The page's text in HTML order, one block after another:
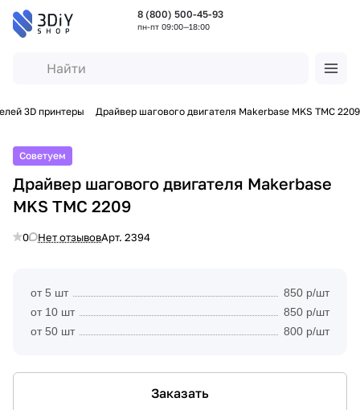
8 (800) 500-45-93
пн-пт 09:00—18:00
3D принтеры Драйвер шагового двигателя Makerbase MKS TMC 2209
Советуем
Драйвер шагового двигателя Makerbase
MKS TMC 2209
0 Нет отзывовАрт. 2394
от 5 шт
850 р/шт
от 10 шт
850 р/шт
от 50 шт
800 р/шт
Заказать